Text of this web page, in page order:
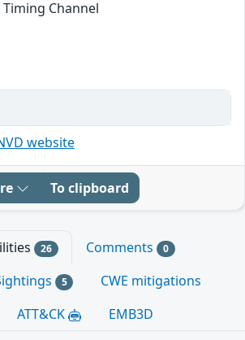
Channel
website
To clipboard
26 Comments 0
5
CWE mitigations
ATT&CK EMB3D